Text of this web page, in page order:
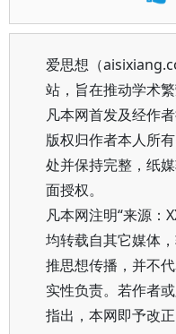
爱思想（
站，旨在推动学术
凡本网首发及经作
版权归作者本人所
处并保持完整，纸
面授权。
凡本网注明“来源：
均转载自其它媒体
推思想传播，并不
实性负责。若作者
指出，本网即予改正